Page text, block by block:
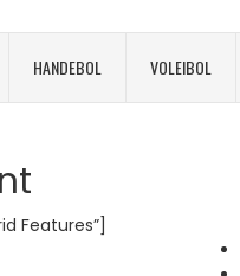
HANDEBOL VOLEIBOL
Features”]